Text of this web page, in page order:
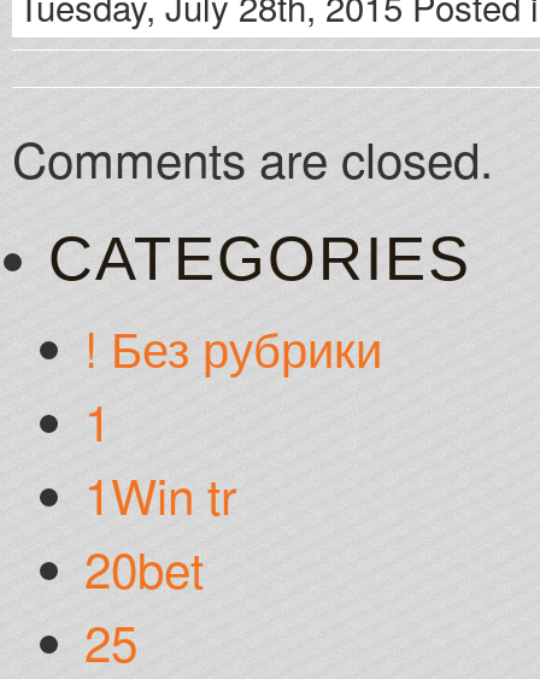
Comments are closed.
CATEGORIES
! Без рубрики
1
1Win tr
20bet
25